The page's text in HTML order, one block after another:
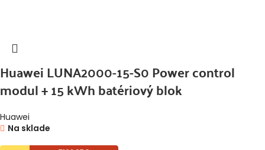
Huawei LUNA2000-15-S0 Power control
modul + 15 kWh batériový blok
Huawei
Na sklade